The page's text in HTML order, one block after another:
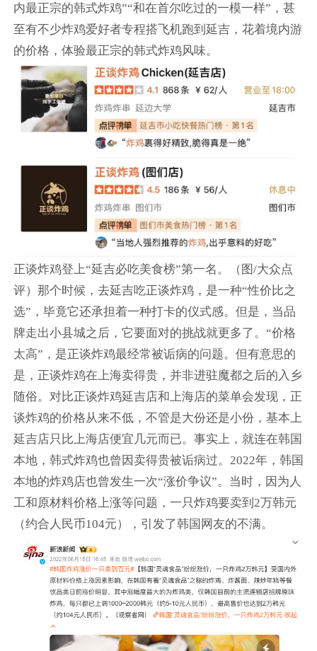
内最正宗的韩式炸鸡”“和在首尔吃过的一模一样”，甚
至有不少炸鸡爱好者专程搭飞机跑到延吉，花着境内游
的价格，体验最正宗的韩式炸鸡风味。
正谈炸鸡登上“延吉必吃美食榜”第一名。（图/大众点
评）那个时候，去延吉吃正谈炸鸡，是一种“性价比之
选”，毕竟它还承担着一种打卡的仪式感。但是，当品
牌走出小县城之后，它要面对的挑战就更多了。“价格
太高”，是正谈炸鸡最经常被诟病的问题。但有意思的
是，正谈炸鸡在上海卖得贵，并非进驻魔都之后的入乡
随俗。对比正谈炸鸡延吉店和上海店的菜单会发现，正
谈炸鸡的价格从来不低，不管是大份还是小份，基本上
延吉店只比上海店便宜几元而已。事实上，就连在韩国
本地，韩式炸鸡也曾因卖得贵被诟病过。2022年，韩国
本地的炸鸡店也曾发生一次“涨价争议”。当时，因为人
工和原材料价格上涨等问题，一只炸鸡要卖到2万韩元
（约合人民币104元），引发了韩国网友的不满。